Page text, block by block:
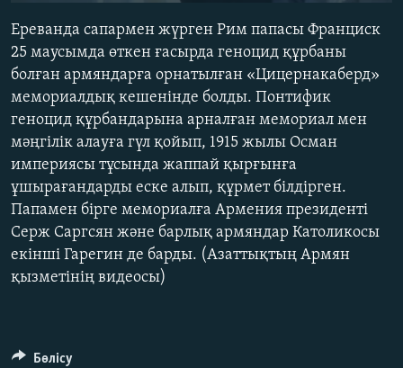
Ереванда сапармен жүрген Рим папасы Франциск
25 маусымда өткен ғасырда геноцид құрбаны
болған армяндарға орнатылған «Цицернакаберд»
мемориалдық кешенінде болды. Понтифик
геноцид құрбандарына арналған мемориал мен
мәңгілік алауға гүл қойып, 1915 жылы Осман
империясы тұсында жаппай қырғынға
ұшырағандарды еске алып, құрмет білдірген.
Папамен бірге мемориалға Армения президенті
Серж Саргсян және барлық армяндар Католикосы
екінші Гарегин де барды. (Азаттықтың Армян
қызметінің видеосы)
Бөлісу